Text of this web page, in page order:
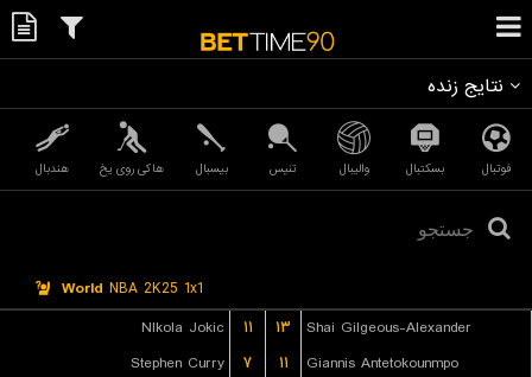
نتایج زنده
فوتبال بسکتبال والیبال تنیس بیسبال هاکی روی یخ هندبال
World NBA 2K25 1x1
NIkola Jokic
۱۱ ۱۳
Shai Gilgeous-Alexander
Stephen Curry
۷ ۱۱
Giannis Antetokounmpo